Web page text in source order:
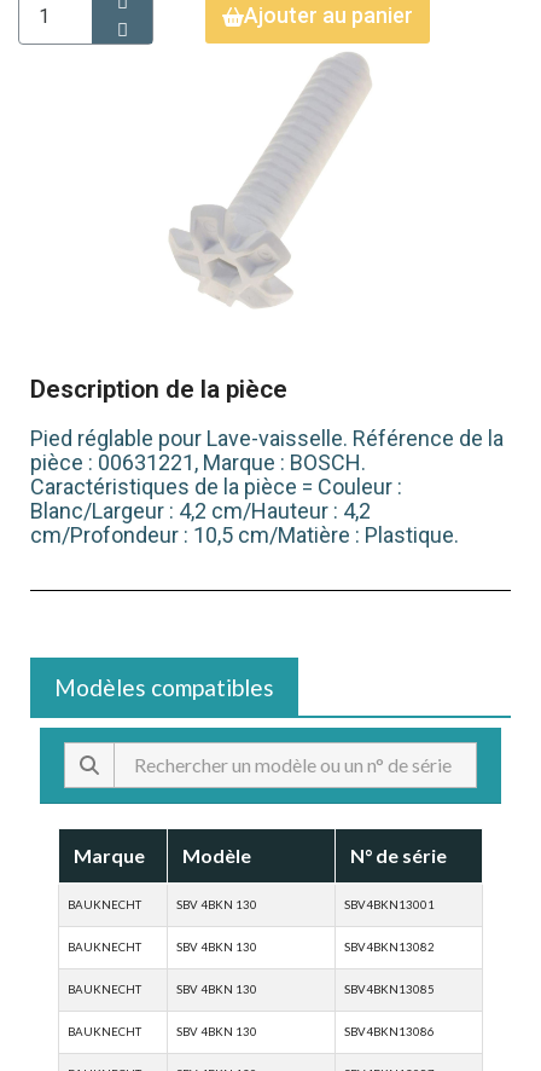
Ajouter au panier
Description de la pièce
Pied réglable pour Lave-vaisselle. Référence de la
pièce : 00631221, Marque : BOSCH.
Caractéristiques de la pièce = Couleur :
Blanc/Largeur : 4,2 cm/Hauteur : 4,2
cm/Profondeur : 10,5 cm/Matière : Plastique.
Modèles compatibles
Marque Modèle N° de série